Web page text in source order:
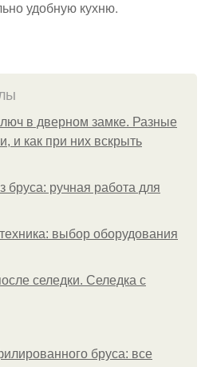
удобную кухню.
в дверном замке. Разные
и как при них вскрыть
бруса: ручная работа для
выбор оборудования
селедки. Селедка с
бруса: все